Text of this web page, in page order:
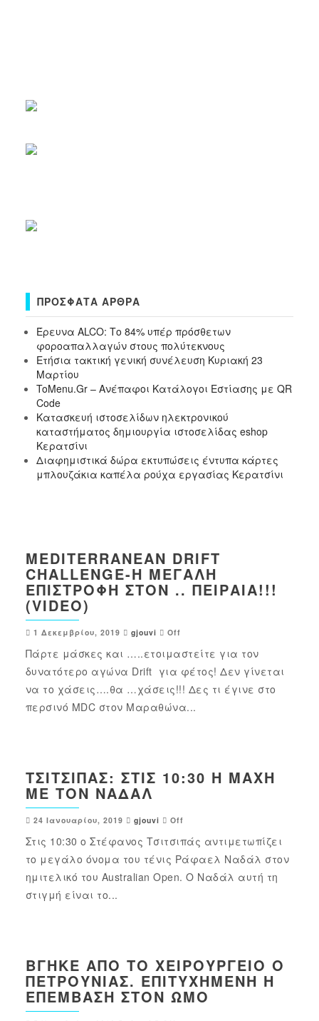
ΠΡΌΣΦΑΤΑ ΆΡΘΡΑ
Έρευνα ALCO: Το 84% υπέρ πρόσθετων
φοροαπαλλαγών στους πολύτεκνους
Ετήσια τακτική γενική συνέλευση Κυριακή 23
Μαρτίου
ToMenu.Gr – Ανέπαφοι Κατάλογοι Εστίασης με QR
Code
Κατασκευή ιστοσελίδων ηλεκτρονικού
καταστήματος δημιουργία ιστοσελίδας eshop
Κερατσίνι
Διαφημιστικά δώρα εκτυπώσεις έντυπα κάρτες
μπλουζάκια καπέλα ρούχα εργασίας Κερατσίνι
MEDITERRANEAN DRIFT
CHALLENGE-Η ΜΕΓΆΛΗ
ΕΠΙΣΤΡΟΦΉ ΣΤΟΝ .. ΠΕΙΡΑΙΆ!!!
(VIDEO)
1 Δεκεμβρίου, 2019 gjouvi Off
Πάρτε μάσκες και …..ετοιμαστείτε για τον
δυνατότερο αγώνα Drift για φέτος! Δεν γίνεται
να το χάσεις….θα …χάσεις!!! Δες τι έγινε στο
περσινό MDC στον Μαραθώνα...
ΤΣΙΤΣΙΠΆΣ: ΣΤΙΣ 10:30 Η ΜΆΧΗ
ΜΕ ΤΟΝ ΝΑΔΆΛ
24 Ιανουαρίου, 2019 gjouvi Off
Στις 10:30 ο Στέφανος Τσιτσιπάς αντιμετωπίζει
το μεγάλο όνομα του τένις Ράφαελ Ναδάλ στον
ημιτελικό του Australian Open. Ο Ναδάλ αυτή τη
στιγμή είναι το...
ΒΓΉΚΕ ΑΠΌ ΤΟ ΧΕΙΡΟΥΡΓΕΊΟ Ο
ΠΕΤΡΟΎΝΙΑΣ. ΕΠΙΤΥΧΗΜΈΝΗ Η
ΕΠΈΜΒΑΣΗ ΣΤΟΝ ΏΜΟ